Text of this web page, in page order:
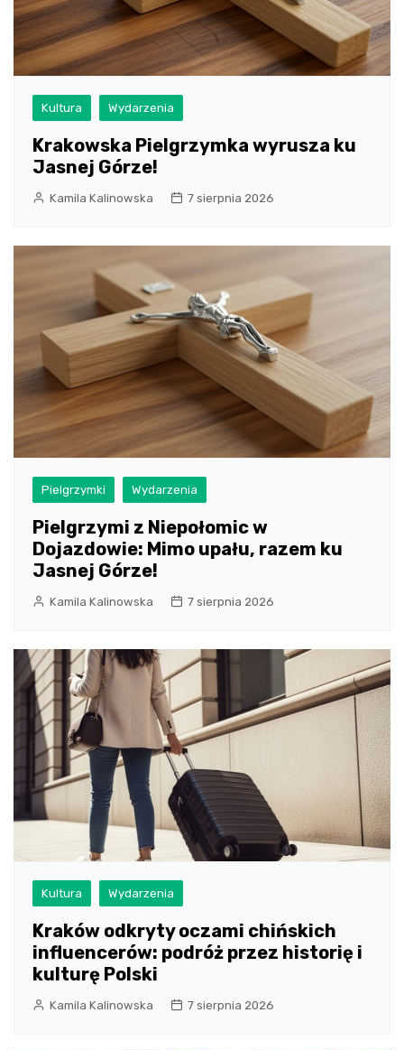
Kultura Wydarzenia
Krakowska Pielgrzymka wyrusza ku
Jasnej Górze!
Kamila Kalinowska 7 sierpnia 2026
Pielgrzymki Wydarzenia
Pielgrzymi z Niepołomic w
Dojazdowie: Mimo upału, razem ku
Jasnej Górze!
Kamila Kalinowska 7 sierpnia 2026
Kultura Wydarzenia
Kraków odkryty oczami chińskich
influencerów: podróż przez historię i
kulturę Polski
Kamila Kalinowska 7 sierpnia 2026